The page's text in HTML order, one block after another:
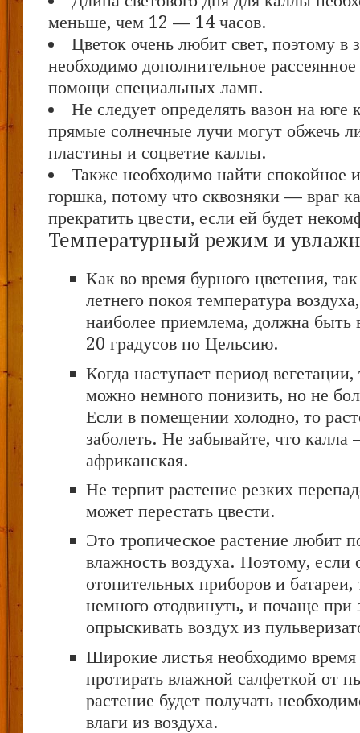
меньше, чем 12 — 14 часов.
Цветок очень любит свет, поэтому в
необходимо дополнительное
помощи специальных ламп.
Не следует определять вазон на юге
прямые солнечные лучи могут обжечь
пластины и соцветие каллы.
Также необходимо найти спокойное
горшка, потому что сквозняки — враг
прекратить цвести, если ей будет
Температурный режим и
Как во время бурного цветения,
летнего покоя температура
наиболее приемлема, должна
20 градусов по Цельсию.
Когда наступает период
можно немного понизить, но не
Если в помещении холодно, то
заболеть. Не забывайте, что калла
африканская.
Не терпит растение резких
может перестать цвести.
Это тропическое растение любит
влажность воздуха. Поэтому, если
отопительных приборов и батареи,
немного отодвинуть, и почаще при
опрыскивать воздух из
Широкие листья необходимо
протирать влажной салфеткой от
растение будет получать
влаги из воздуха.